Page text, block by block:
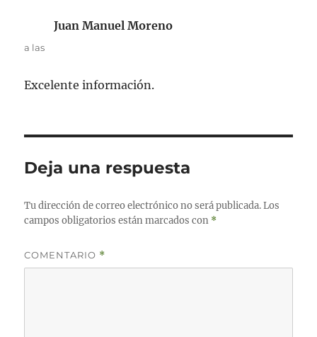
Juan Manuel Moreno
a las
Excelente información.
Deja una respuesta
Tu dirección de correo electrónico no será publicada. Los
campos obligatorios están marcados con *
COMENTARIO *